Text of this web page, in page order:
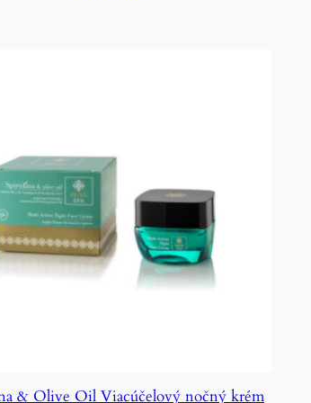
& Olive Oil Viacúčelový nočný krém